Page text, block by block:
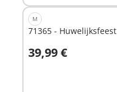
M
71365 - Huwelijksfeest
39,99 €